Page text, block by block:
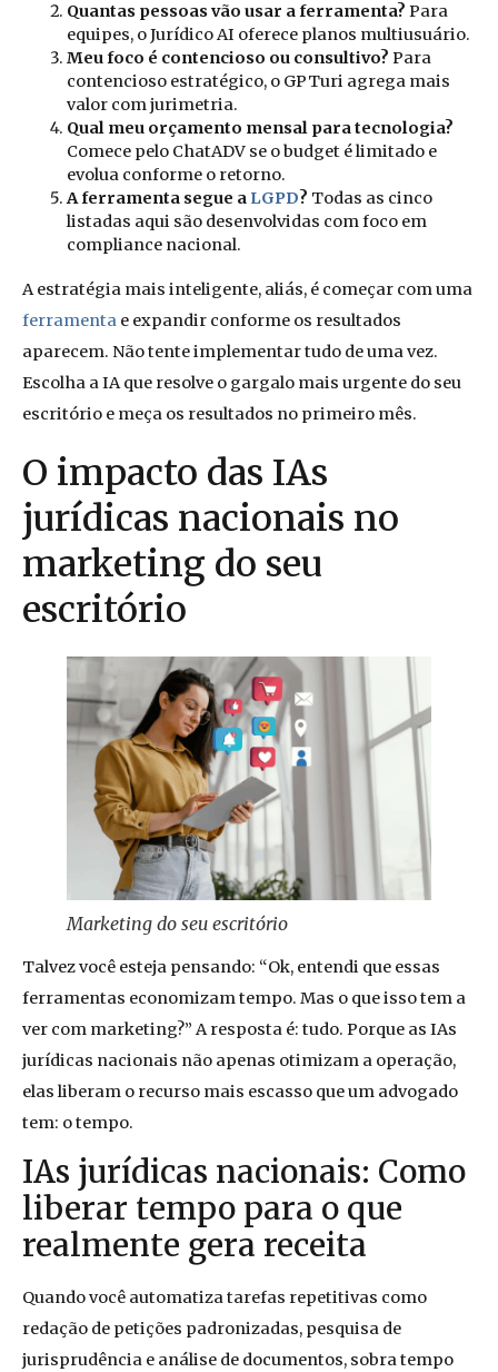
Quantas pessoas vão usar a ferramenta? Para
equipes, o Jurídico AI oferece planos multiusuário.
Meu foco é contencioso ou consultivo? Para
contencioso estratégico, o GPTuri agrega mais
valor com jurimetria.
Qual meu orçamento mensal para tecnologia?
Comece pelo ChatADV se o budget é limitado e
evolua conforme o retorno.
A ferramenta segue a LGPD? Todas as cinco
listadas aqui são desenvolvidas com foco em
compliance nacional.
A estratégia mais inteligente, aliás, é começar com uma
ferramenta e expandir conforme os resultados
aparecem. Não tente implementar tudo de uma vez.
Escolha a IA que resolve o gargalo mais urgente do seu
escritório e meça os resultados no primeiro mês.
O impacto das IAs
jurídicas nacionais no
marketing do seu
escritório
Marketing do seu escritório
Talvez você esteja pensando: “Ok, entendi que essas
ferramentas economizam tempo. Mas o que isso tem a
ver com marketing?” A resposta é: tudo. Porque as IAs
jurídicas nacionais não apenas otimizam a operação,
elas liberam o recurso mais escasso que um advogado
tem: o tempo.
IAs jurídicas nacionais: Como
liberar tempo para o que
realmente gera receita
Quando você automatiza tarefas repetitivas como
redação de petições padronizadas, pesquisa de
jurisprudência e análise de documentos, sobra tempo